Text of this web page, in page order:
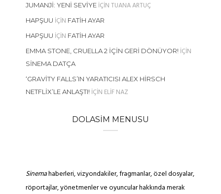
JUMANJI: YENI SEVIYEIÇINTUANA ARTUÇ
HAPŞUU IÇIN FATIH AYAR
HAPŞUU IÇIN FATIH AYAR
EMMA STONE, CRUELLA 2 İÇIN GERI DÖNÜYOR!IÇIN
SINEMA DATÇA
‘GRAVITY FALLS’IN YARATICISI ALEX HIRSCH
NETFLIX’LE ANLAŞTI!IÇIN ELIF NAZ
DOLASIM MENUSU
Sinemahaberleri, vizyondakiler, fragmanlar, özel dosyalar,
röportajlar, yönetmenler ve oyuncular hakkında merak